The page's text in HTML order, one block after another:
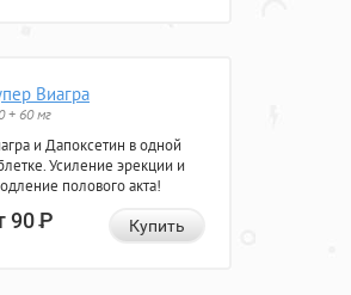
Виагра
+ 60 мг
и Дапоксетин в одной
Усиление эрекции и
полового акта!
90Р Купить